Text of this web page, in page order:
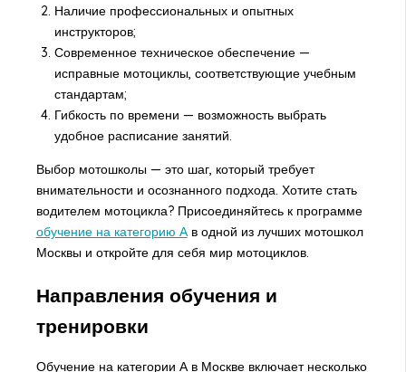
Наличие профессиональных и опытных
инструкторов;
Современное техническое обеспечение —
исправные мотоциклы, соответствующие учебным
стандартам;
Гибкость по времени — возможность выбрать
удобное расписание занятий.
Выбор мотошколы — это шаг, который требует
внимательности и осознанного подхода. Хотите стать
водителем мотоцикла? Присоединяйтесь к программе
обучение на категорию Ав одной из лучших мотошкол
Москвы и откройте для себя мир мотоциклов.
Направления обучения и
тренировки
Обучение на категории А в Москве включает несколько